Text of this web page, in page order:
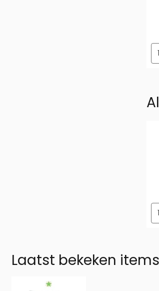
Laatst bekeken items